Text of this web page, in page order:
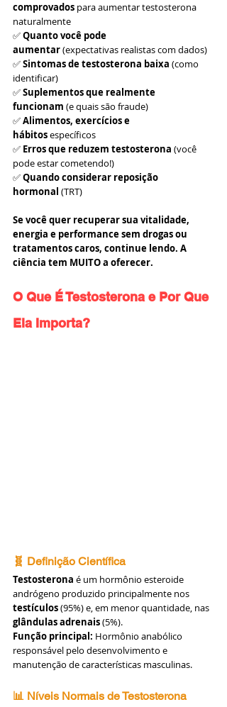
comprovados para aumentar testosterona
naturalmente
✅ Quanto você pode
aumentar (expectativas realistas com dados)
✅ Sintomas de testosterona baixa (como
identificar)
✅ Suplementos que realmente
funcionam (e quais são fraude)
✅ Alimentos, exercícios e
hábitos específicos
✅ Erros que reduzem testosterona (você
pode estar cometendo!)
✅ Quando considerar reposição
hormonal (TRT)
Se você quer recuperar sua vitalidade,
energia e performance sem drogas ou
tratamentos caros, continue lendo. A
ciência tem MUITO a oferecer.
O Que É Testosterona e Por Que
Ela Importa?
🧬 Definição Científica
Testosterona é um hormônio esteroide
andrógeno produzido principalmente nos
testículos (95%) e, em menor quantidade, nas
glândulas adrenais (5%).
Função principal: Hormônio anabólico
responsável pelo desenvolvimento e
manutenção de características masculinas.
📊 Níveis Normais de Testosterona